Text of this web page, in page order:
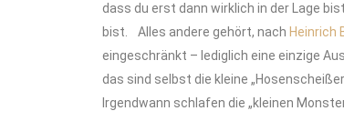
dass du erst dann wirklich in der Lage
bist. Alles andere gehört, nach Heinrich
eingeschränkt – lediglich eine einzige
das sind selbst die kleine
Irgendwann schlafen die „kleinen